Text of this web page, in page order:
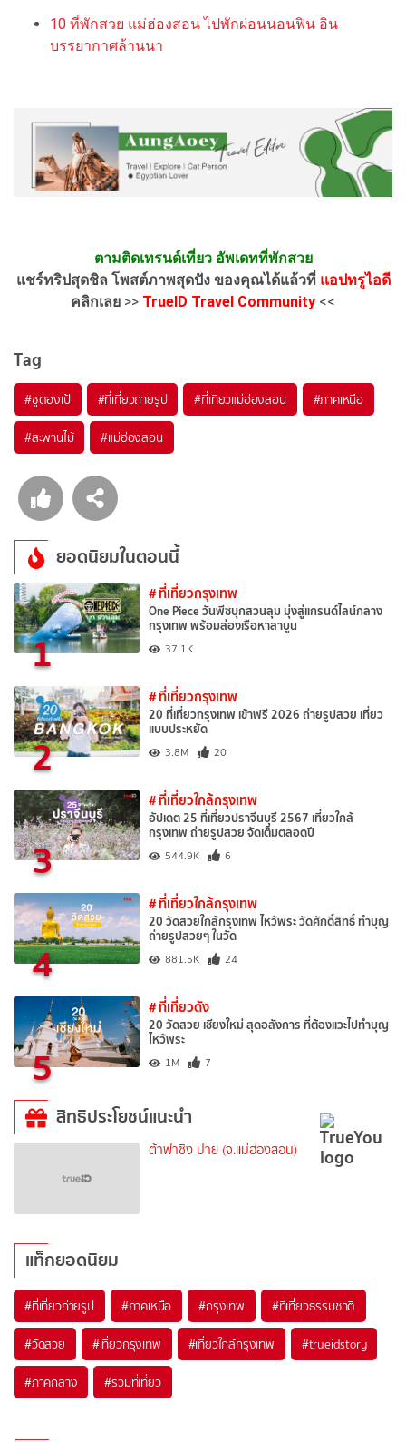
10 ที่พักสวย แม่ฮ่องสอน ไปพักผ่อนนอนฟิน อิน
บรรยากาศล้านนา
ตามติดเทรนด์เที่ยว อัพเดทที่พักสวย
แชร์ทริปสุดชิล โพสต์ภาพสุดปัง ของคุณได้แล้วที่ แอปทรูไอดี
คลิกเลย >> TrueID Travel Community <<
Tag
#ซูตองเป้ #ที่เที่ยวถ่ายรูป #ที่เที่ยวแม่ฮ่องสอน #ภาคเหนือ
#สะพานไม้ #แม่ฮ่องสอน
ยอดนิยมในตอนนี้
1
# ที่เที่ยวกรุงเทพ
One Piece วันพีซบุกสวนลุม มุ่งสู่แกรนด์ไลน์กลาง
กรุงเทพ พร้อมล่องเรือหาลาบูน
37.1K
2
# ที่เที่ยวกรุงเทพ
20 ที่เที่ยวกรุงเทพ เข้าฟรี 2026 ถ่ายรูปสวย เที่ยว
แบบประหยัด
3.8M 20
3
# ที่เที่ยวใกล้กรุงเทพ
อัปเดต 25 ที่เที่ยวปราจีนบุรี 2567 เที่ยวใกล้
กรุงเทพ ถ่ายรูปสวย จัดเต็มตลอดปี
544.9K 6
4
# ที่เที่ยวใกล้กรุงเทพ
20 วัดสวยใกล้กรุงเทพ ไหว้พระ วัดศักดิ์สิทธิ์ ทำบุญ
ถ่ายรูปสวยๆ ในวัด
881.5K 24
5
# ที่เที่ยวดัง
20 วัดสวย เชียงใหม่ สุดอลังการ ที่ต้องแวะไปทำบุญ
ไหว้พระ
1M 7
สิทธิประโยชน์แนะนำ
ต้าฟาซิง ปาย (จ.แม่ฮ่องสอน)
แท็กยอดนิยม
#ที่เที่ยวถ่ายรูป #ภาคเหนือ #กรุงเทพ #ที่เที่ยวธรรมชาติ
#วัดสวย #เที่ยวกรุงเทพ #เที่ยวใกล้กรุงเทพ #trueidstory
#ภาคกลาง #รวมที่เที่ยว